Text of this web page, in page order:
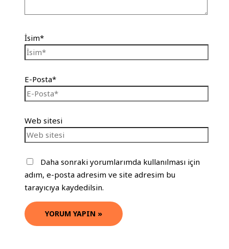
İsim*
E-Posta*
Web sitesi
Daha sonraki yorumlarımda kullanılması için
adım, e-posta adresim ve site adresim bu
tarayıcıya kaydedilsin.